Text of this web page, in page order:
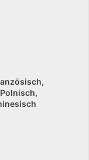
Polnisch